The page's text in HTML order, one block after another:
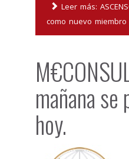
Leer más:
como nuevo
mañana
hoy.